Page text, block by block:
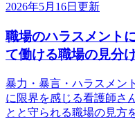
2026年5月16日 更新
職場のハラスメント
て働ける職場の見分
暴力・暴言・ハラスメン
に限界を感じる看護師さ
とと守られる職場の見方